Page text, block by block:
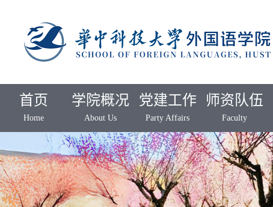
首页
Home
学院概况
About Us
党建工作
Party Affairs
师资队伍
Faculty